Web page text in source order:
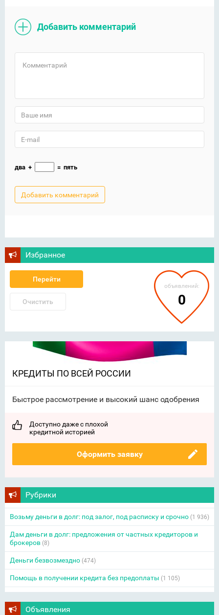
Добавить комментарий
два + = пять
Избранное
Перейти
Очистить
объявлений:
0
КРЕДИТЫ ПО ВСЕЙ РОССИИ
Быстрое рассмотрение и высокий шанс одобрения
Доступно даже с плохой
кредитной историей
Оформить заявку
Рубрики
Возьму деньги в долг: под залог, под расписку и срочно (1 936)
Дам деньги в долг: предложения от частных кредиторов и
брокеров (8)
Деньги безвозмездно (474)
Помощь в получении кредита без предоплаты (1 105)
Объявления